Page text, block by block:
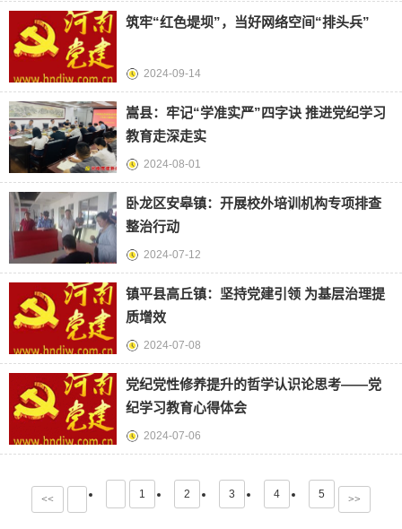
筑牢“红色堤坝”，当好网络空间“排头兵”
2024-09-14
嵩县：牢记“学准实严”四字诀 推进党纪学习
教育走深走实
2024-08-01
卧龙区安皋镇：开展校外培训机构专项排查
整治行动
2024-07-12
镇平县高丘镇：坚持党建引领 为基层治理提
质增效
2024-07-08
党纪党性修养提升的哲学认识论思考——党
纪学习教育心得体会
2024-07-06
<< 1 2 3 4 5 >>